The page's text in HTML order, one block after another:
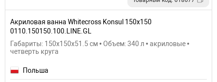
Акриловая ванна Whitecross Konsul 150x150
0110.150150.100.LINE.GL
Габариты: 150x150x51.5 см • Объем: 340 л • акриловые •
четверть круга
Польша